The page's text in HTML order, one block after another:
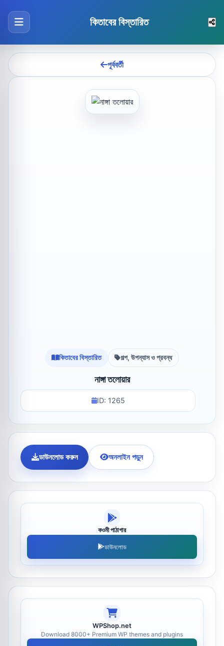
কিতাবের বিস্তারিত
পূর্ববর্তী
কিতাবের বিস্তারিত গল্প, উপন্যাস ও প্রবন্ধ
নাঙ্গা তলোয়ার
ID: 1265
ডাউনলোড করুন অনলাইন পড়ুন
কওমী পাঠাগার
ডাউনলোড
WPShop.net
Download 8000+ Premium WP themes and plugins